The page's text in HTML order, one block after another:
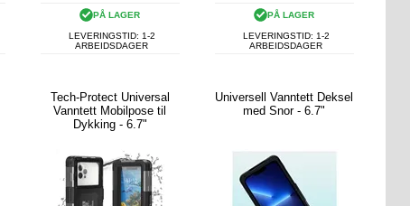
PÅ LAGER
LEVERINGSTID: 1-2
ARBEIDSDAGER
PÅ LAGER
LEVERINGSTID: 1-2
ARBEIDSDAGER
Tech-Protect Universal
Vanntett Mobilpose til
Dykking - 6.7"
Universell Vanntett Deksel
med Snor - 6.7"